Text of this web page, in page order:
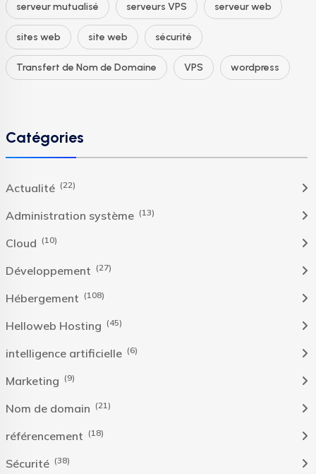
serveur mutualisé serveurs VPS serveur web
sites web site web sécurité
Transfert de Nom de Domaine VPS wordpress
Catégories
Actualité (22)
Administration système (13)
Cloud (10)
Développement (27)
Hébergement (108)
Helloweb Hosting (45)
intelligence artificielle (6)
Marketing (9)
Nom de domain (21)
référencement (18)
Sécurité (38)